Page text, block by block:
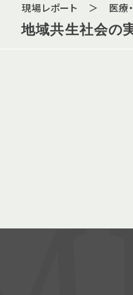
現場レポート ＞ 医療
地域共生社会の